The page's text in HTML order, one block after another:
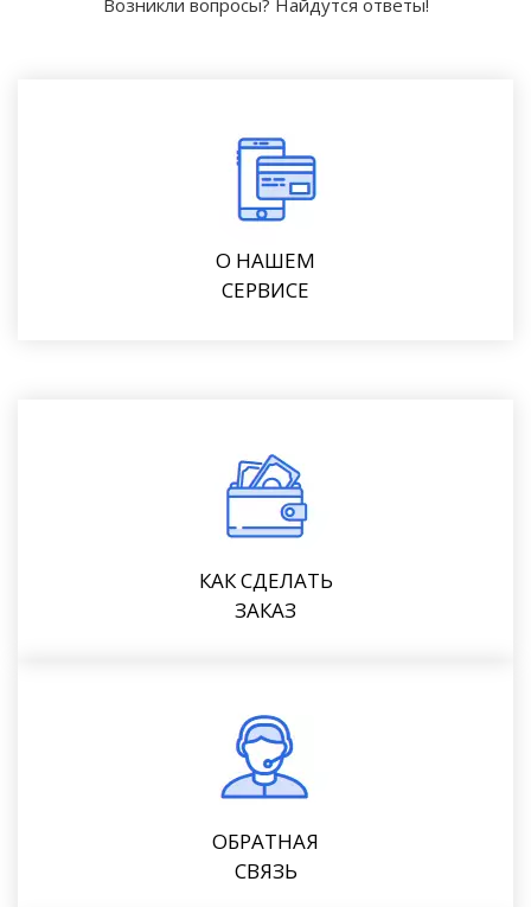
Возникли вопросы? Найдутся ответы!
О НАШЕМ
СЕРВИСЕ
КАК СДЕЛАТЬ
ЗАКАЗ
ОБРАТНАЯ
СВЯЗЬ